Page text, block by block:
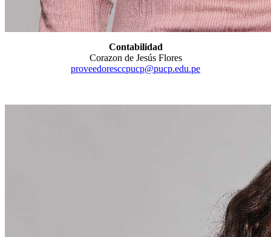
Contabilidad
Corazon de Jesús Flores
proveedoresccpucp@pucp.edu.pe